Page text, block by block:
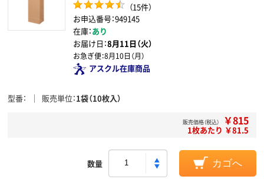
（15件）
お申込番号：949145
在庫：あり
お届け日：8月11日（火）
お急ぎ便：8月10日（月）
アスクル在庫商品
型番 販売単位 1袋（10枚入）
販売価格（税込） ￥815
1枚あたり ￥81.5
数量 カゴへ